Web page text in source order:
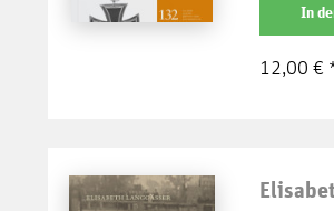
In
12,00 €